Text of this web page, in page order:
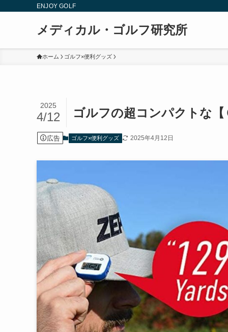
ENJOY GOLF
メディカル・ゴルフ研究所
ホーム ゴルフ×便利グッズ
ゴルフの超コンパクトな【
2025
4/12
広告 ゴルフ×便利グッズ 2025年4月12日